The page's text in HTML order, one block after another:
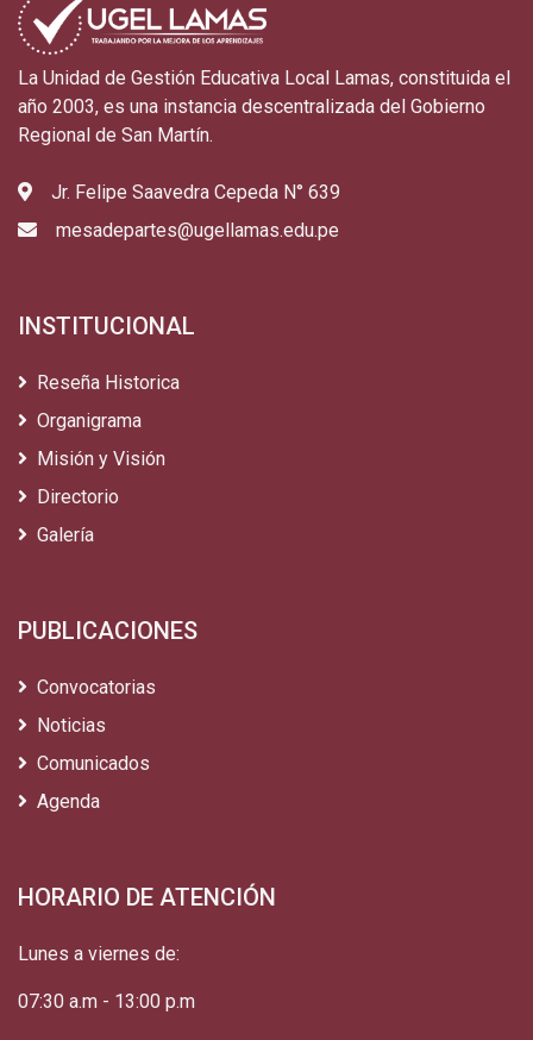
La Unidad de Gestión Educativa Local Lamas, constituida el
año 2003, es una instancia descentralizada del Gobierno
Regional de San Martín.
Jr. Felipe Saavedra Cepeda N° 639
mesadepartes@ugellamas.edu.pe
INSTITUCIONAL
Reseña Historica
Organigrama
Misión y Visión
Directorio
Galería
PUBLICACIONES
Convocatorias
Noticias
Comunicados
Agenda
HORARIO DE ATENCIÓN
Lunes a viernes de:
07:30 a.m - 13:00 p.m